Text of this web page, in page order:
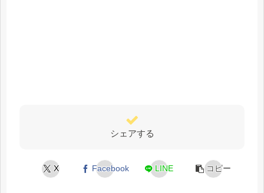
シェアする
X Facebook LINE コピー